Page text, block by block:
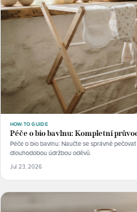
HOW-TO GUIDE
Péče o bio bavlnu: Kompletní
Péče o bio bavlnu: Naučte se správně
dlouhodobou údržbou oděvů.
Jul 23, 2026